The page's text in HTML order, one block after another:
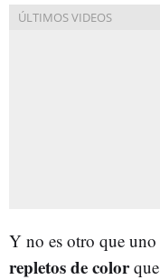
Y no es otro que uno
repletos de color